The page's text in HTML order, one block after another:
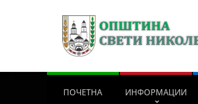
ПОЧЕТНА ИНФОРМАЦИИ